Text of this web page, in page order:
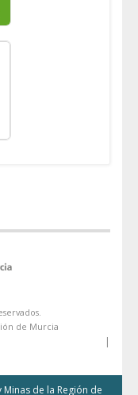
de Murcia
|
de la Región de